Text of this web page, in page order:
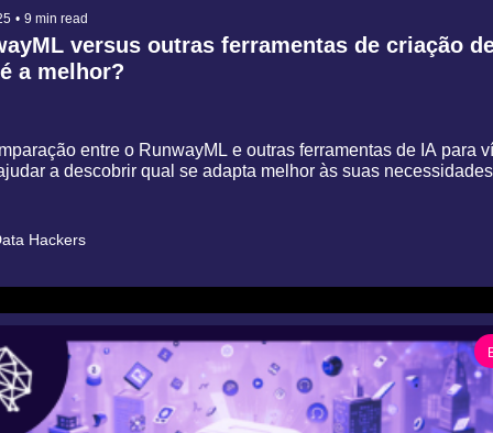
• 9 min read
versus outras ferramentas de criação
a melhor?
entre o RunwayML e outras ferramentas de IA para
a descobrir qual se adapta melhor às suas
Hackers